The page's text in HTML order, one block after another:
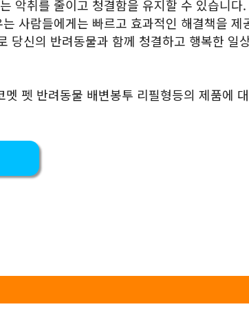
악취를 줄이고 청결함을 유지할 수 있습니다
사람들에게는 빠르고 효과적인 해결책을 제
당신의 반려동물과 함께 청결하고 행복한 일
펫 반려동물 배변봉투 리필형등의 제품에